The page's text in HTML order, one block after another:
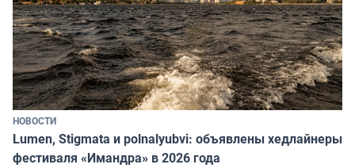
НОВОСТИ
Lumen, Stigmata и polnalyubvi: объявлены хедлайнеры
фестиваля «Имандра» в 2026 года